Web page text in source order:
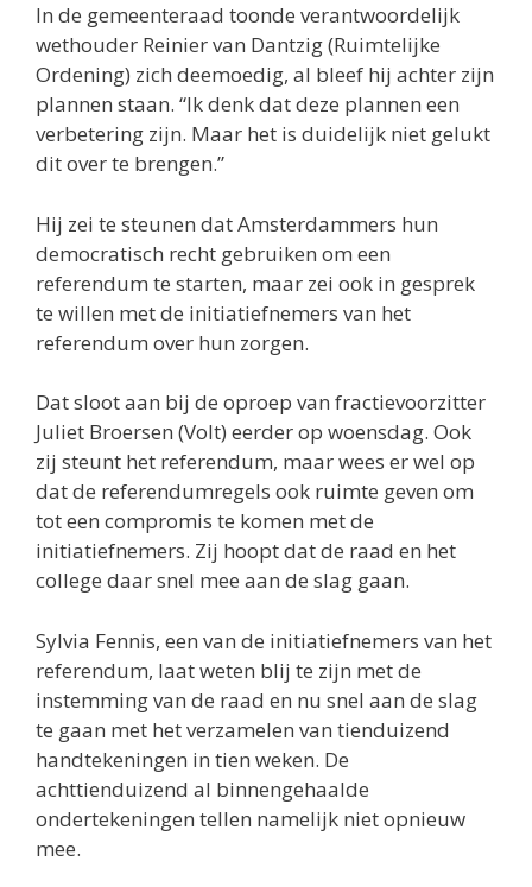
In de gemeenteraad toonde verantwoordelijk
wethouder Reinier van Dantzig (Ruimtelijke
Ordening) zich deemoedig, al bleef hij achter zijn
plannen staan. “Ik denk dat deze plannen een
verbetering zijn. Maar het is duidelijk niet gelukt
dit over te brengen.”
Hij zei te steunen dat Amsterdammers hun
democratisch recht gebruiken om een
referendum te starten, maar zei ook in gesprek
te willen met de initiatiefnemers van het
referendum over hun zorgen.
Dat sloot aan bij de oproep van fractievoorzitter
Juliet Broersen (Volt) eerder op woensdag. Ook
zij steunt het referendum, maar wees er wel op
dat de referendumregels ook ruimte geven om
tot een compromis te komen met de
initiatiefnemers. Zij hoopt dat de raad en het
college daar snel mee aan de slag gaan.
Sylvia Fennis, een van de initiatiefnemers van het
referendum, laat weten blij te zijn met de
instemming van de raad en nu snel aan de slag
te gaan met het verzamelen van tienduizend
handtekeningen in tien weken. De
achttienduizend al binnengehaalde
ondertekeningen tellen namelijk niet opnieuw
mee.